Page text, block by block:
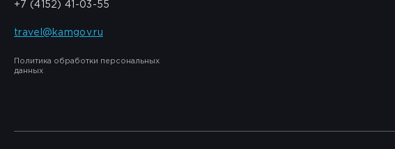
+7 (4152) 41-03-55
travel@kamgov.ru
Политика обработки персональных
данных